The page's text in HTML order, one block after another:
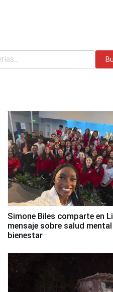
Simone Biles comparte en
mensaje sobre salud
bienestar